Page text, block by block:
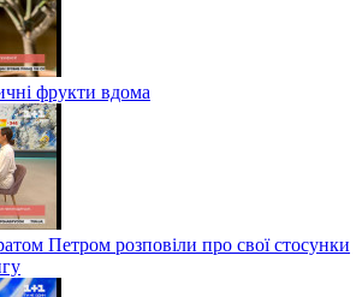
фрукти вдома
Петром розповіли про свої стосунки